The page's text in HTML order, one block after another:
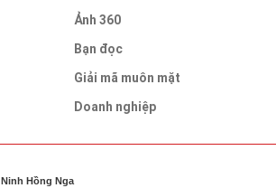
Ảnh 360
Bạn đọc
Giải mã muôn mặt
Doanh nghiệp
Ninh Hồng Nga